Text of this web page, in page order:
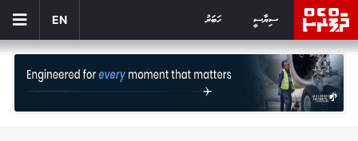
ސިޔާސީ ހަބަރު EN